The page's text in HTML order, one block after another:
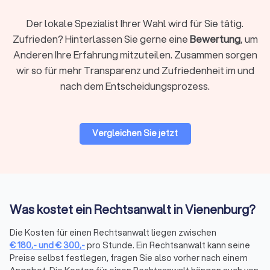
Bereiche erfordern jeweils spezialisiertes Wissen. Ein
Fachanwalt hat zusätzliche Qualifikationen und
nachgewiesene Erfahrung in seinem Gebiet.
Regionale oder überregionale Suche
Gerichtstermine vor Ort anstehen. Bei hochspezialisierten
Fragen kann auch ein überregionaler Experte sinnvoll sein, da
Bei Trustlocal finden Sie alle relevanten Bewertungen
Mandantenbewertungen von verschiedenen Plattformen und
fassen sie in einem übersichtlichen Trustlocal Score
zusammen. So sehen Sie auf einen Blick, wie andere
Der lokale Spezialist Ihrer Wahl wird für Sie tätig.
Zufrieden? Hinterlassen Sie gerne eineBewertung, um
Anderen Ihre Erfahrung mitzuteilen. Zusammen sorgen
wir so für mehr Transparenz und Zufriedenheit im und
nach dem Entscheidungsprozess.
Vergleichen Sie jetzt
Was kostet ein Rechtsanwalt in Vienenburg?
Die Kosten für einen Rechtsanwalt liegen zwischen
€180,-und€300,-pro Stunde. Ein Rechtsanwalt kann seine
Preise selbst festlegen, fragen Sie also vorher nach einem